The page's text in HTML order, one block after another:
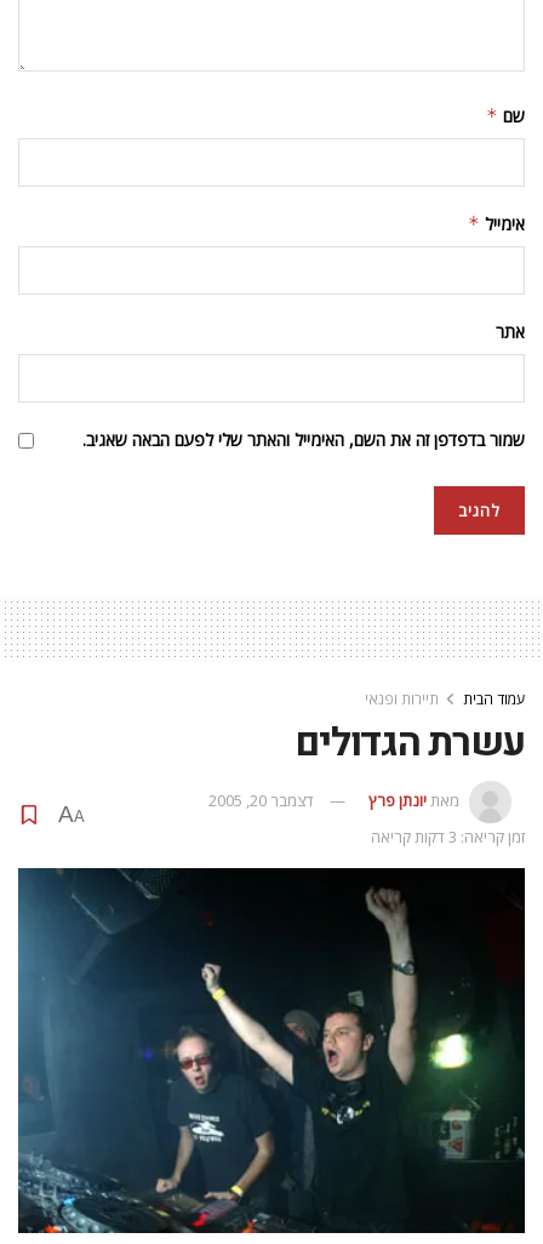
שם *
אימייל *
אתר
שמור בדפדפן זה את השם, האימייל והאתר שלי לפעם הבאה שאגיב.
עמוד הבית תיירות ופנאי
עשרת הגדולים
מאתיונתן פרץ
דצמבר 20, 2005
זמן קריאה: 3 דקות קריאה
A
A